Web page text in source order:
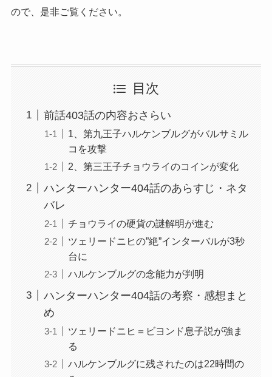
ので、是非ご覧ください。
目次
前話403話の内容おさらい
1、第九王子ハルケンブルグがバルサミル
コを攻撃
2、第三王子チョウライのコインが変化
ハンターハンター404話のあらすじ・ネタ
バレ
チョウライの硬貨の謎解明が進む
ツェリードニヒの”絶”インターバルが3秒
台に
ハルケンブルグの念能力が判明
ハンターハンター404話の考察・感想まと
め
ツェリードニヒ＝ビヨンド息子説が強ま
る
ハルケンブルグに残されたのは22時間の